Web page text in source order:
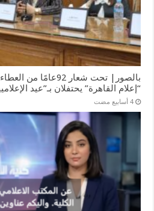
بالصور| تحت شعار
“إعلام القاهرة” يحتفلان بـ”عيد